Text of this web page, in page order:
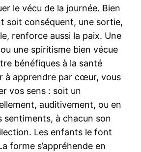
le vécu de la journée. Bien
soit conséquent, une sortie,
renforce aussi la paix. Une
une spiritisme bien vécue
bénéfiques à la santé
à apprendre par cœur, vous
vos sens : soit un
auditivement, ou en
sentiments, à chacun son
Les enfants le font
forme s’appréhende en